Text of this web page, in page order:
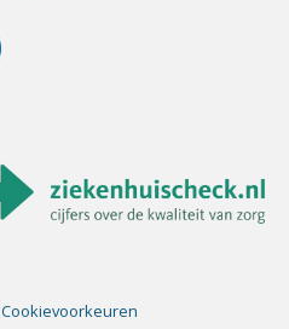
Cookievoorkeuren